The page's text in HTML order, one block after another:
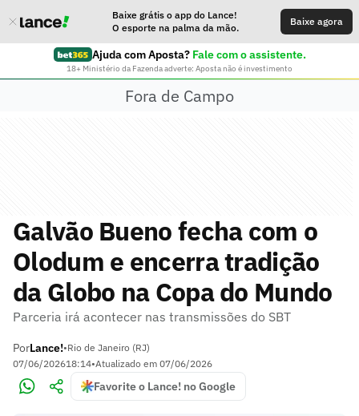
Baixe grátis o app do Lance!
O esporte na palma da mão.
Baixe agora
Ajuda com Aposta? Fale com o assistente.
18+ Ministério da Fazenda adverte: Aposta não é investimento
Fora de Campo
Galvão Bueno fecha com o
Olodum e encerra tradição
da Globo na Copa do Mundo
Parceria irá acontecer nas transmissões do SBT
PorLance!•Rio de Janeiro (RJ)
07/06/202618:14•Atualizado em 07/06/2026
Favorite o Lance! no Google